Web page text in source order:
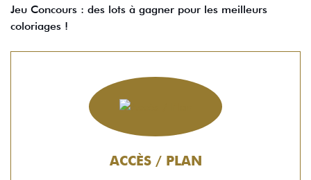
Jeu Concours : des lots à gagner pour les meilleurs
coloriages !
ACCÈS / PLAN